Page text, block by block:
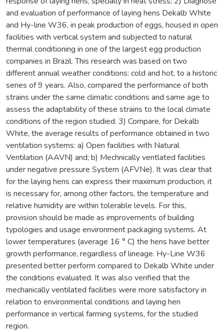
and evaluation of performance of laying hens Dekalb White
and Hy-line W36, in peak production of eggs, housed in open
facilities with vertical system and subjected to natural
thermal conditioning in one of the largest egg production
companies in Brazil. This research was based on two
different annual weather conditions: cold and hot, to a historic
series of 9 years. Also, compared the performance of both
strains under the same climatic conditions and same age to
assess the adaptability of these strains to the local climate
conditions of the region studied. 3) Compare, for Dekalb
White, the average results of performance obtained in two
ventilation systems: a) Open facilities with Natural
Ventilation (AAVN) and; b) Mechnically ventlated facilities
under negative pressure System (AFVNe). It was clear that
for the laying hens can express their maximum production, it
is necessary for, among other factors, the temperature and
relative humidity are within tolerable levels. For this,
provision should be made as improvements of building
typologies and usage environment packaging systems. At
lower temperatures (average 16 ° C) the hens have better
growth performance, regardless of lineage. Hy-Line W36
presented better perform compared to Dekalb White under
the conditions evaluated. It was also verified that the
mechanically ventilated facilities were more satisfactory in
relation to environmental conditions and laying hen
performance in vertical farming systems, for the studied
region.